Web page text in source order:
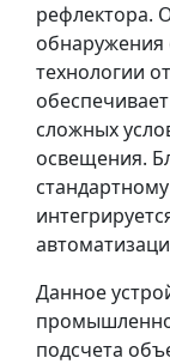
рефлектора.
обнаружения
технологии
сложных
освещения.
Данное
подсчета